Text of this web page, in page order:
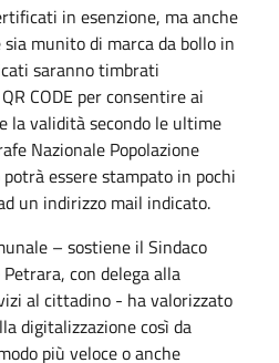
in esenzione, ma anche
munito di marca da bollo in
saranno timbrati
CODE per consentire ai
la validità secondo le ultime
Nazionale Popolazione
essere stampato in pochi
un indirizzo mail indicato.
– sostiene il Sindaco
con delega alla
al cittadino - ha valorizzato
digitalizzazione così da
più veloce o anche